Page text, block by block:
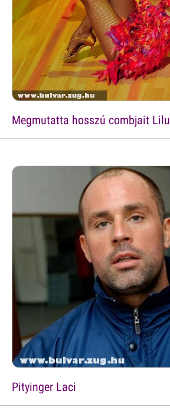
Megmutatta hosszú combjait Lilu
Pityinger Laci